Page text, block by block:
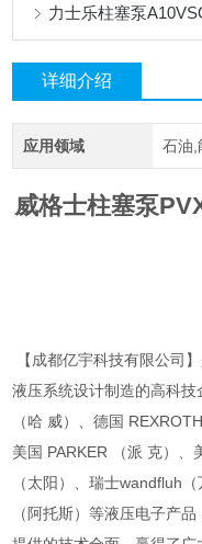
力士乐柱塞泵
详细介绍
应用领域 石油,
威格士柱塞泵
【成都亿宇科技有限公司
液压系统设计制造的高科
（哈 威）、德国
美国 PARKER （派 克）、
（太阳）、瑞士wandfluh
（阿托斯）等液压电子产